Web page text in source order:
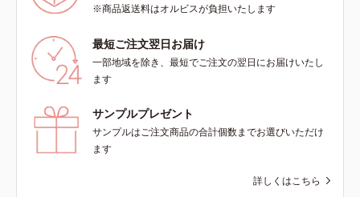
※商品返送料はオルビスが負担いたします
最短ご注文翌日お届け
一部地域を除き、最短でご注文の翌日にお届けいたし
ます
サンプルプレゼント
サンプルはご注文商品の合計個数までお選びいただけ
ます
詳しくはこちら